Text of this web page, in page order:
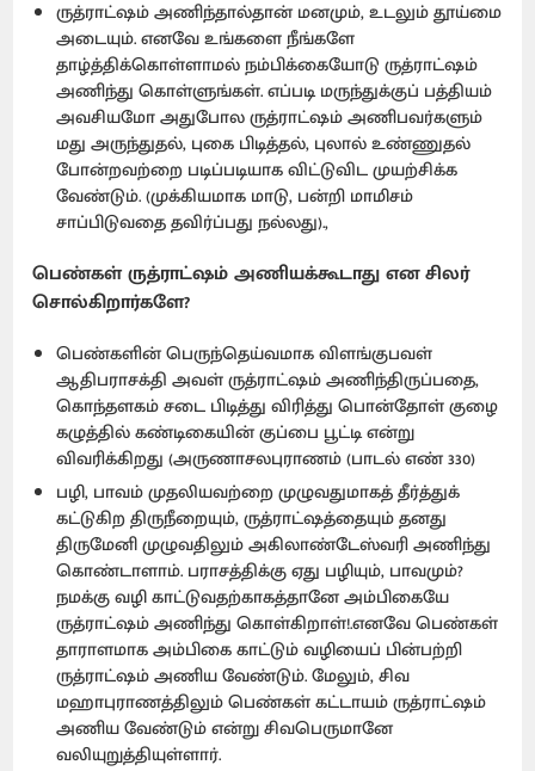
ருத்ராட்ஷம் அணிந்தால்தான் மனமும், உடலும் தூய்மை
அடையும். எனவே உங்களை நீங்களே
தாழ்த்திக்கொள்ளாமல் நம்பிக்கையோடு ருத்ராட்ஷம்
அணிந்து கொள்ளுங்கள். எப்படி மருந்துக்குப் பத்தியம்
அவசியமோ அதுபோல ருத்ராட்ஷம் அணிபவர்களும்
மது அருந்துதல், புகை பிடித்தல், புலால் உண்ணுதல்
போன்றவற்றை படிப்படியாக விட்டுவிட முயற்சிக்க
வேண்டும். (முக்கியமாக மாடு, பன்றி மாமிசம்
சாப்பிடுவதை தவிர்ப்பது நல்லது).,
பெண்கள் ருத்ராட்ஷம் அணியக்கூடாது என சிலர்
சொல்கிறார்களே?
பெண்களின் பெருந்தெய்வமாக விளங்குபவள்
ஆதிபராசக்தி அவள் ருத்ராட்ஷம் அணிந்திருப்பதை,
கொந்தளகம் சடை பிடித்து விரித்து பொன்தோள் குழை
கழுத்தில் கண்டிகையின் குப்பை பூட்டி என்று
விவரிக்கிறது (அருணாசலபுராணம் (பாடல் எண் 330)
பழி, பாவம் முதலியவற்றை முழுவதுமாகத் தீர்த்துக்
கட்டுகிற திருநீறையும், ருத்ராட்ஷத்தையும் தனது
திருமேனி முழுவதிலும் அகிலாண்டேஸ்வரி அணிந்து
கொண்டாளாம். பராசத்திக்கு ஏது பழியும், பாவமும்?
நமக்கு வழி காட்டுவதற்காகத்தானே அம்பிகையே
ருத்ராட்ஷம் அணிந்து கொள்கிறாள்!.எனவே பெண்கள்
தாராளமாக அம்பிகை காட்டும் வழியைப் பின்பற்றி
ருத்ராட்ஷம் அணிய வேண்டும். மேலும், சிவ
மஹாபுராணத்திலும் பெண்கள் கட்டாயம் ருத்ராட்ஷம்
அணிய வேண்டும் என்று சிவபெருமானே
வலியுறுத்தியுள்ளார்.